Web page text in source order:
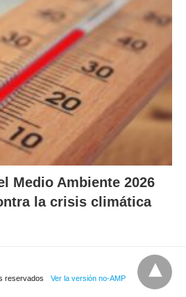
Medio Ambiente 2026
la crisis climática
reservados Ver la versión no-AMP